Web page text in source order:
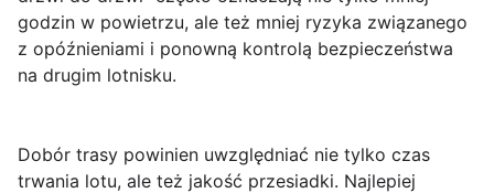
godzin w powietrzu, ale też mniej ryzyka związanego
z opóźnieniami i ponowną kontrolą bezpieczeństwa
na drugim lotnisku.
Dobór trasy powinien uwzględniać nie tylko czas
trwania lotu, ale też jakość przesiadki. Najlepiej